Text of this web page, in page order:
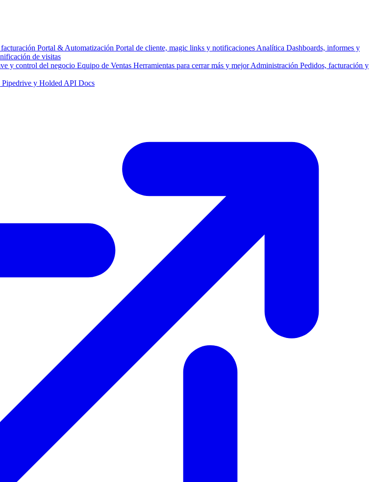
Portal & Automatización Portal de cliente, magic links y notificaciones Analítica Dashboards, informes y
de visitas
y control del negocio Equipo de Ventas Herramientas para cerrar más y mejorAdministración Pedidos, facturación y
y Holded API Docs